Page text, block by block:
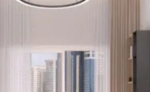
ممتازة لزيادة رأس المال على المدى